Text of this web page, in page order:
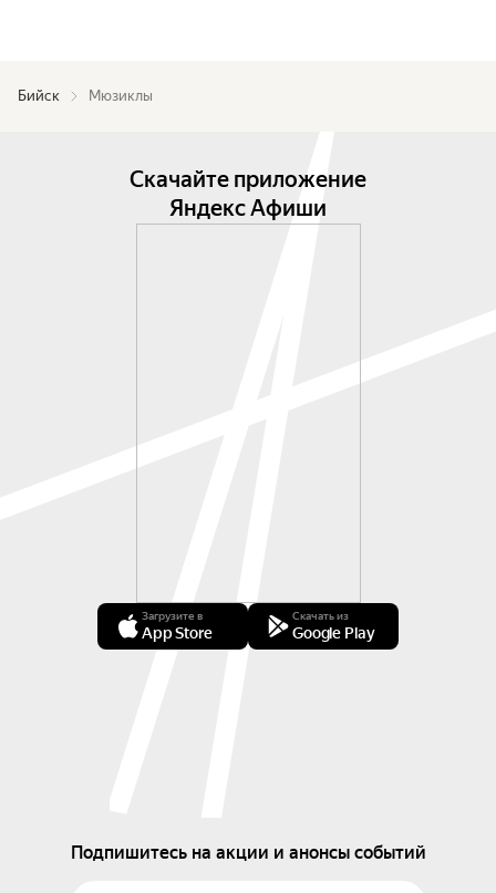
Бийск Мюзиклы
Скачайте приложение
Яндекс Афиши
Загрузите в
App Store
Скачать из
Google Play
Подпишитесь на акции и анонсы событий